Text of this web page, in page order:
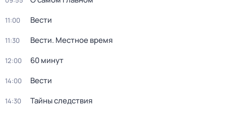
11:00 Вести
11:30 Вести. Местное время
12:00 60 минут
14:00 Вести
14:30 Тайны следствия